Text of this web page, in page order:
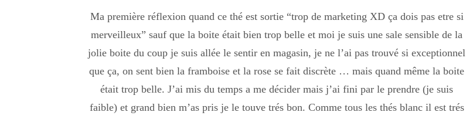
Ma première réflexion quand ce thé est sortie “trop de marketing XD ça dois pas etre si
merveilleux” sauf que la boite était bien trop belle et moi je suis une sale sensible de la
jolie boite du coup je suis allée le sentir en magasin, je ne l’ai pas trouvé si exceptionnel
que ça, on sent bien la framboise et la rose se fait discrète … mais quand même la boite
était trop belle. J’ai mis du temps a me décider mais j’ai fini par le prendre (je suis
faible) et grand bien m’as pris je le touve trés bon. Comme tous les thés blanc il est trés